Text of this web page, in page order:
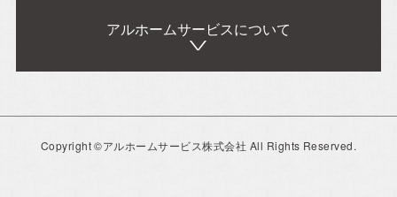
アルホームサービス
[@alhome2001]
Simplenoteの
[simplenote ibaraki
アルホームサービスについて
Copyright ©アルホームサービス株式会社 All Rights Reserved.